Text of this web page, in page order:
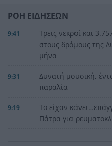
ΡΟΗ ΕΙΔΗΣΕΩΝ
9:41
Τρεις νεκροί και
στους δρόμους της
μήνα
9:31
Δυνατή μουσική,
παραλία
9:19
Το είχαν
Πάτρα για